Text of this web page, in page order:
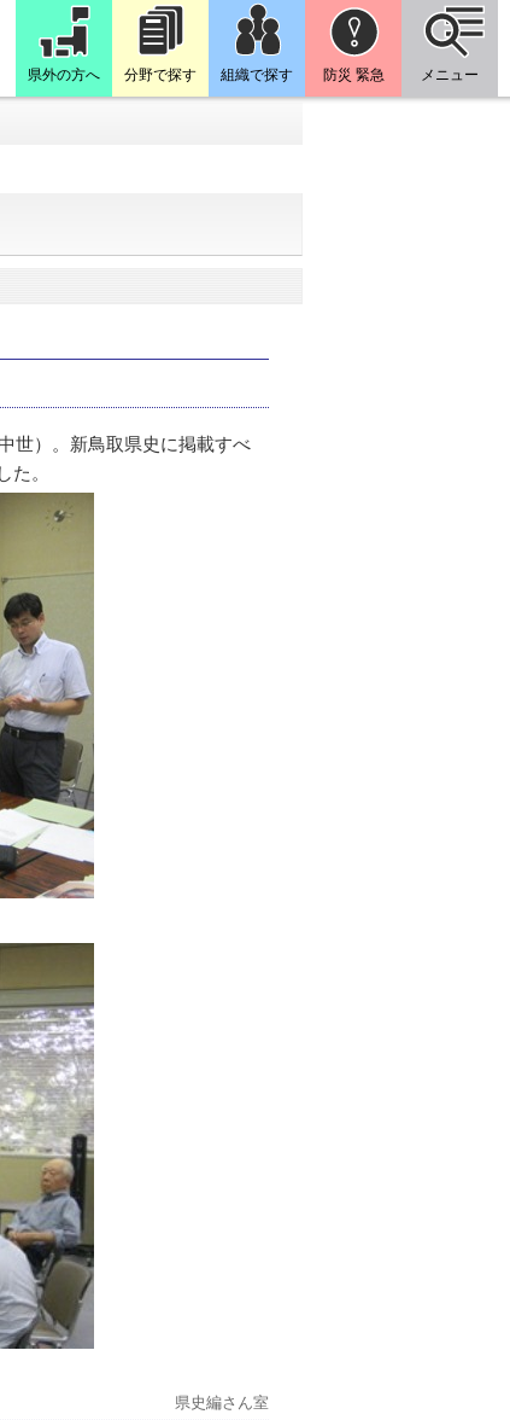
県外の方へ 分野で探す 組織で探す 防災 緊急 メニュー
世）。新鳥取県史に掲載すべ
。
県史編さん室